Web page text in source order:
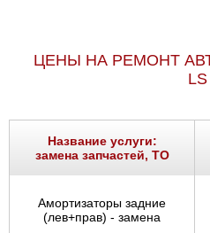
ЦЕНЫ НА РЕМОНТ
LS
Название услуги:
замена запчастей, ТО
Амортизаторы задние
(лев+прав) - замена